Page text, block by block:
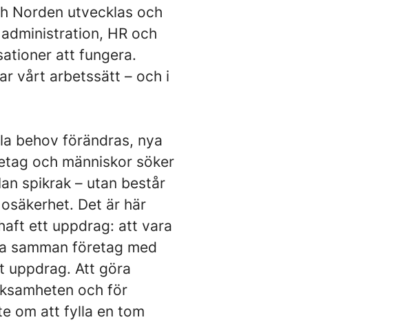
Norden utvecklas och
HR och
att fungera.
vårt arbetssätt – och i
behov förändras, nya
och människor söker
spikrak – utan består
Det är här
ett uppdrag: att vara
samman företag med
uppdrag. Att göra
och för
om att fylla en tom